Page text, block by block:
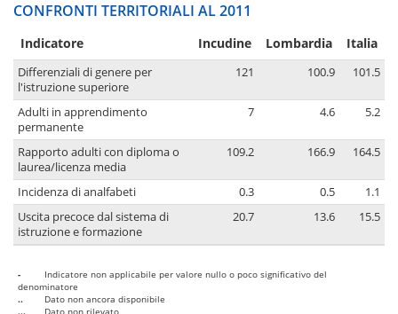
CONFRONTI TERRITORIALI AL 2011
Indicatore Incudine Lombardia Italia
Differenziali di genere per
l'istruzione superiore
121 100.9 101.5
Adulti in apprendimento
permanente
7 4.6 5.2
Rapporto adulti con diploma o
laurea/licenza media
109.2 166.9 164.5
Incidenza di analfabeti 0.3 0.5
1.1
Uscita precoce dal sistema di
istruzione e formazione
20.7 13.6 15.5
-
Indicatore non applicabile per valore nullo o poco significativo del
denominatore
..
Dato non ancora disponibile